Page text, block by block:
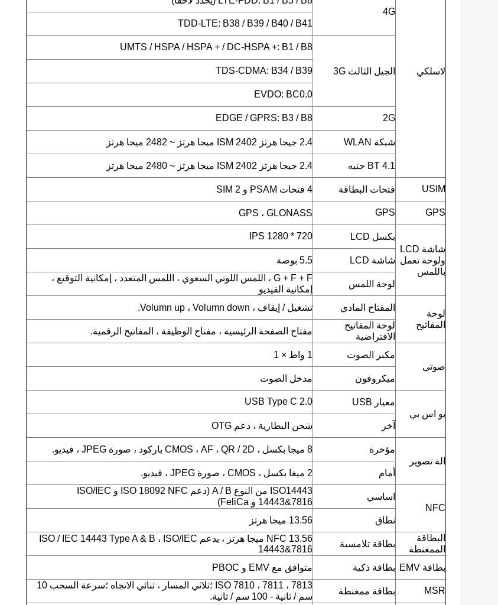
لاسلكي
4G
TDD-LTE: B38 / B39 / B40 / B41
الجيل الثالث 3G
UMTS / HSPA / HSPA + / DC-HSPA +: B1 / B8
TDS-CDMA: B34 / B39
EVDO: BC0.0
2G
EDGE / GPRS: B3 / B8
شبكة WLAN 2.4 جيجا هرتز ISM 2402 ميجا هرتز ~ 2482 ميجا هرتز
BT 4.1 جنيه 2.4 جيجا هرتز ISM 2402 ميجا هرتز ~ 2480 ميجا هرتز
USIM فتحات البطاقة 4 فتحات PSAM و 2 SIM
GPS
GPS GPS ، GLONASS
شاشة LCD
ولوحة تعمل
باللمس
بكسل LCD 720 * 1280 IPS
شاشة LCD 5.5 بوصة
لوحة اللمس
G + F + F ، اللمس اللوني السعوي ، اللمس المتعدد ، إمكانية التوقيع ،
إمكانية الفيديو
لوحة
المفاتيح
المفتاح المادي
تشغيل / إيقاف ، Volumn up ، Volumn down.
لوحة المفاتيح
الافتراضية
مفتاح الصفحة الرئيسية ، مفتاح الوظيفة ، المفاتيح الرقمية.
صوتي
مكبر الصوت 1 واط × 1
ميكروفون مدخل الصوت
يو اس بي
معيار USB USB Type C 2.0
آخر شحن البطارية ، دعم OTG
الة تصوير
مؤخرة 8 ميجا بكسل ، CMOS ، AF ، QR / 2D باركود ، صورة JPEG ، فيديو.
أمام 2 ميغا بكسل ، CMOS ، صورة JPEG ، فيديو.
NFC
اساسي
ISO14443 من النوع A / B (دعم ISO 18092 NFC و ISO/IEC
14443&7816 و FeliCa)
نطاق
13.56 ميجا هرتز
البطاقة
الممغنطة
بطاقة تلامسية
NFC 13.56 ميجا هرتز ، يدعم ISO / IEC 14443 Type A & B ، ISO/IEC
14443&7816
بطاقة EMV
بطاقة ذكية متوافق مع EMV و PBOC
MSR بطاقة ممغنطة
ISO 7810 ، 7811 ، 7813 ؛ثلاثي المسار ، ثنائي الاتجاه ؛سرعة السحب 10
سم / ثانية - 100 سم / ثانية.